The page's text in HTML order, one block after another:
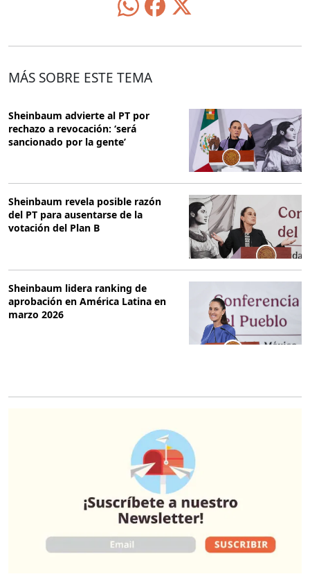
MÁS SOBRE ESTE TEMA
Sheinbaum advierte al PT por
rechazo a revocación: ‘será
sancionado por la gente’
Sheinbaum revela posible razón
del PT para ausentarse de la
votación del Plan B
Sheinbaum lidera ranking de
aprobación en América Latina en
marzo 2026